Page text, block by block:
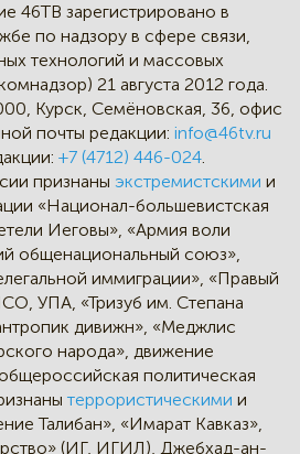
46ТВ зарегистрировано в
по надзору в сфере связи,
технологий и массовых
21 августа 2012 года.
Курск, Семёновская, 36, офис
почты редакции: info@46tv.ru
+7 (4712) 446-024.
признаныэкстремистскими и
«Национал-большевистская
Иеговы», «Армия воли
общенациональный союз»,
иммиграции», «Правый
УПА, «Тризуб им. Степана
дивижн», «Меджлис
народа», движение
политическая
террористическими и
Талибан», «Имарат Кавказ»,
(ИГ, ИГИЛ), Джебхад-ан-